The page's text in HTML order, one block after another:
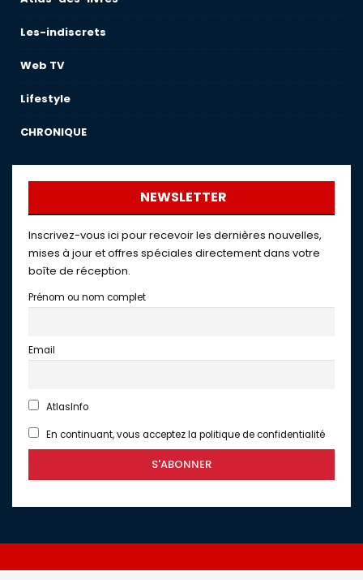
Les-indiscrets
Web TV
Lifestyle
CHRONIQUE
NEWSLETTER
Inscrivez-vous ici pour recevoir les dernières nouvelles,
mises à jour et offres spéciales directement dans votre
boîte de réception.
Prénom ou nom complet
Email
AtlasInfo
En continuant, vous acceptez la politique de confidentialité